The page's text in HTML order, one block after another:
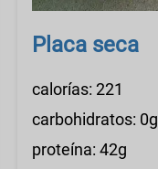
Placa seca
calorías: 221
carbohidratos: 0g
proteína: 42g